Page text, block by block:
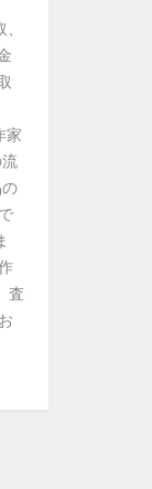
家
査